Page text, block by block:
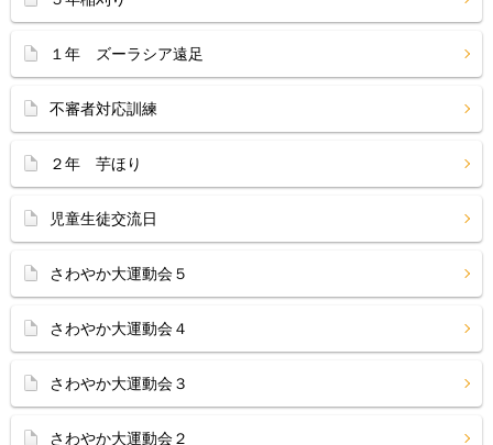
１年 ズーラシア遠足
不審者対応訓練
２年 芋ほり
児童生徒交流日
さわやか大運動会５
さわやか大運動会４
さわやか大運動会３
さわやか大運動会２